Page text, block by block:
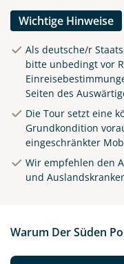
Wichtige Hinweise
Als deutsche/r
bitte unbedingt vor
Seiten des
Die Tour setzt eine
Grundkondition
eingeschränkter
Wir empfehlen den
und
Warum Der Süden